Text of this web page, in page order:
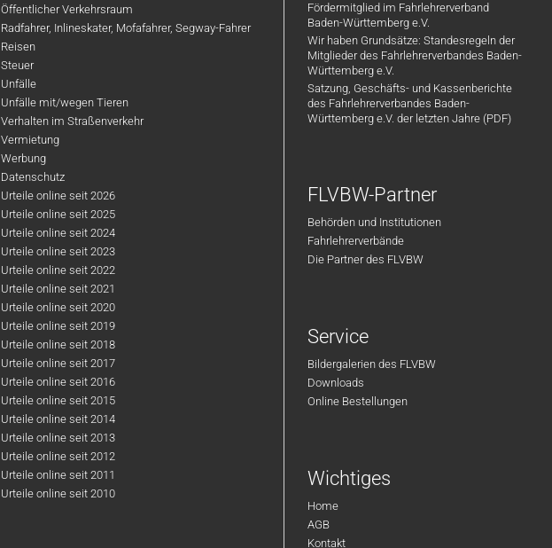
Öffentlicher Verkehrsraum
Radfahrer, Inlineskater, Mofafahrer, Segway-Fahrer
Reisen
Steuer
Unfälle
Unfälle mit/wegen Tieren
Verhalten im Straßenverkehr
Vermietung
Werbung
Datenschutz
Urteile online seit 2026
Urteile online seit 2025
Urteile online seit 2024
Urteile online seit 2023
Urteile online seit 2022
Urteile online seit 2021
Urteile online seit 2020
Urteile online seit 2019
Urteile online seit 2018
Urteile online seit 2017
Urteile online seit 2016
Urteile online seit 2015
Urteile online seit 2014
Urteile online seit 2013
Urteile online seit 2012
Urteile online seit 2011
Urteile online seit 2010
Fördermitglied im Fahrlehrerverband
Baden-Württemberg e.V.
Wir haben Grundsätze: Standesregeln der
Mitglieder des Fahrlehrerverbandes Baden-
Württemberg e.V.
Satzung, Geschäfts- und Kassenberichte
des Fahrlehrerverbandes Baden-
Württemberg e.V. der letzten Jahre (PDF)
FLVBW-Partner
Behörden und Institutionen
Fahrlehrerverbände
Die Partner des FLVBW
Service
Bildergalerien des FLVBW
Downloads
Online Bestellungen
Wichtiges
Home
AGB
Kontakt